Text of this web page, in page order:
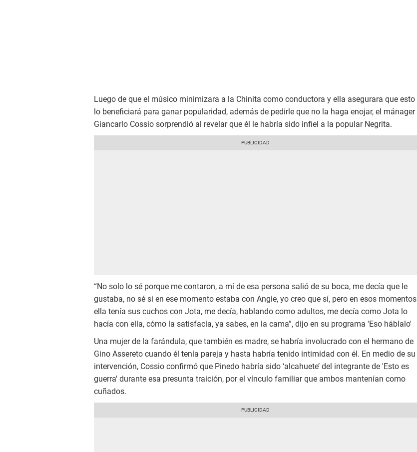
Luego de que el músico minimizara a la Chinita como conductora y ella asegurara que esto
lo beneficiará para ganar popularidad, además de pedirle que no la haga enojar, el mánager
Giancarlo Cossio sorprendió al revelar que él le habría sido infiel a la popular Negrita.
“No solo lo sé porque me contaron, a mí de esa persona salió de su boca, me decía que le
gustaba, no sé si en ese momento estaba con Angie, yo creo que sí, pero en esos momentos
ella tenía sus cuchos con Jota, me decía, hablando como adultos, me decía como Jota lo
hacía con ella, cómo la satisfacía, ya sabes, en la cama”, dijo en su programa 'Eso háblalo'
Una mujer de la farándula, que también es madre, se habría involucrado con el hermano de
Gino Assereto cuando él tenía pareja y hasta habría tenido intimidad con él. En medio de su
intervención, Cossio confirmó que Pinedo habría sido ‘alcahuete’ del integrante de 'Esto es
guerra' durante esa presunta traición, por el vínculo familiar que ambos mantenían como
cuñados.